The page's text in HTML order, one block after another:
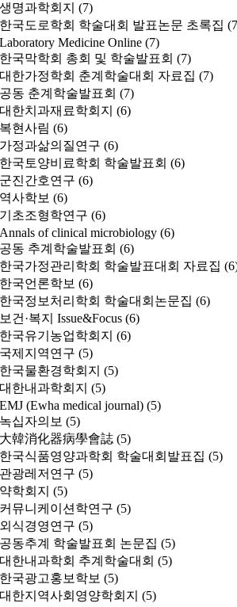
생명과학회지 (7)
한국도로학회 학술대회 발표논문 초록집
Laboratory Medicine Online (7)
한국막학회 총회 및 학술발표회 (7)
대한가정학회 춘계학술대회 자료집 (7)
공동 춘계학술발표회 (7)
대한치과재료학회지 (6)
복현사림 (6)
가정과삶의질연구 (6)
한국토양비료학회 학술발표회 (6)
군진간호연구 (6)
역사학보 (6)
기초조형학연구 (6)
Annals of clinical microbiology (6)
공동 추계학술발표회 (6)
한국가정관리학회 학술발표대회 자료집
한국언론학보 (6)
한국정보처리학회 학술대회논문집 (6)
보건·복지 Issue&Focus (6)
한국유기농업학회지 (6)
국제지역연구 (5)
한국물환경학회지 (5)
대한내과학회지 (5)
EMJ (Ewha medical journal) (5)
녹십자의보 (5)
大韓消化器病學會誌 (5)
한국식품영양과학회 학술대회발표집 (5)
관광레저연구 (5)
약학회지 (5)
커뮤니케이션학연구 (5)
외식경영연구 (5)
공동추계 학술발표회 논문집 (5)
대한내과학회 추계학술대회 (5)
한국광고홍보학보 (5)
대한지역사회영양학회지 (5)